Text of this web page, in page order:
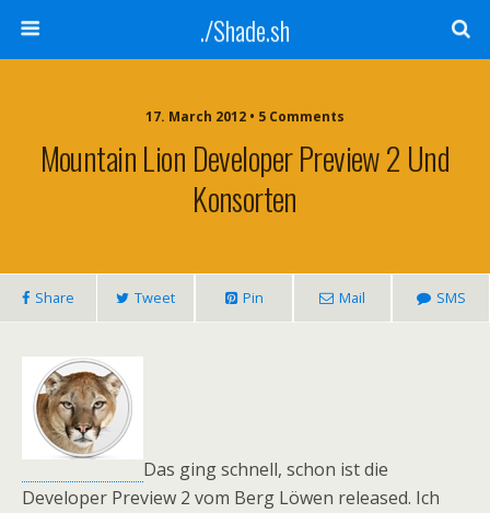
./Shade.sh
17. March 2012 • 5 Comments
Mountain Lion Developer Preview 2 Und
Konsorten
Share Tweet Pin Mail SMS
Das ging schnell, schon ist die
Developer Preview 2 vom Berg Löwen released. Ich